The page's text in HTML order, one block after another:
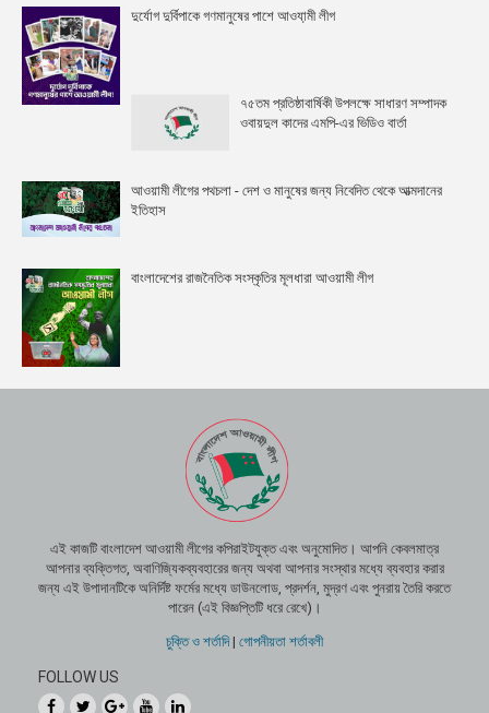
দুর্যোগ দুর্বিপাকে গণমানুষের পাশে আওযা়মী লীগ
৭৫তম প্রতিষ্ঠাবার্ষিকী উপলক্ষে সাধারণ সম্পাদক
ওবায়দুল কাদের এমপি-এর ভিডিও বার্তা
আওয়ামী লীগের পথচলা - দেশ ও মানুষের জন্য নিবেদিত থেকে আত্মদানের
ইতিহাস
বাংলাদেশের রাজনৈতিক সংস্কৃতির মূলধারা আওয়ামী লীগ
এই কাজটি বাংলাদেশ আওয়ামী লীগের কপিরাইটযুক্ত এবং অনুমোদিত। আপনি কেবলমাত্র
আপনার ব্যক্তিগত, অবাণিজ্যিকব্যবহারের জন্য অথবা আপনার সংস্থার মধ্যে ব্যবহার করার
জন্য এই উপাদানটিকে অনির্দিষ্ট ফর্মের মধ্যে ডাউনলোড, প্রদর্শন, মুদ্রণ এবং পুনরায় তৈরি করতে
পারেন (এই বিজ্ঞপ্তিটি ধরে রেখে)।
চুক্তি ও শর্তাদি| গোপনীয়তা শর্তাবলী
FOLLOW US